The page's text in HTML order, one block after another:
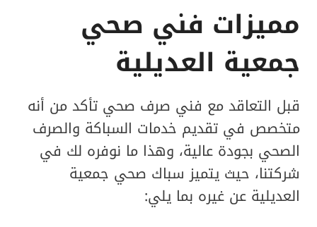
مميزات فني صحي
جمعية العديلية
قبل التعاقد مع فني صرف صحي تأكد من أنه
متخصص في تقديم خدمات السباكة والصرف
الصحي بجودة عالية، وهذا ما نوفره لك في
شركتنا، حيث يتميز سباك صحي جمعية
العديلية عن غيره بما يلي: